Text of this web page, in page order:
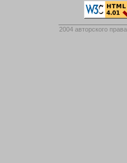
2004 авторского права